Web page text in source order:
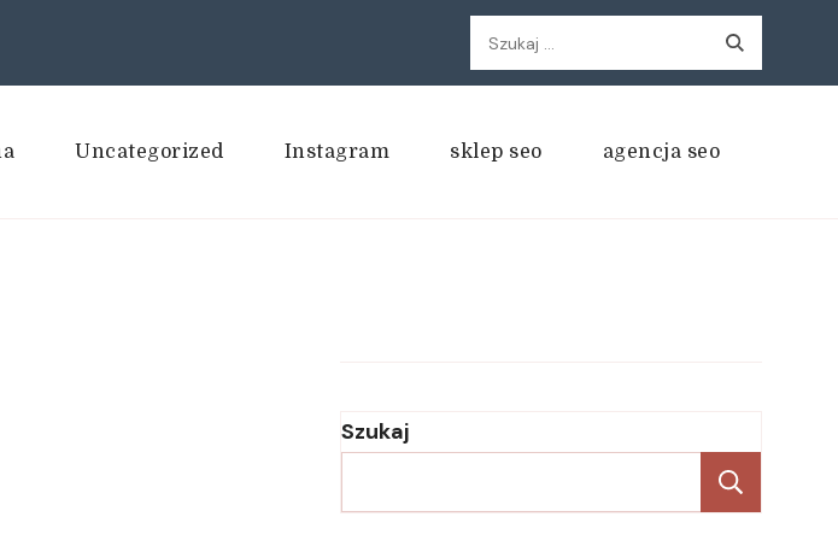
Szukaj:
Uncategorized Instagram sklep seo agencja seo
Szukaj